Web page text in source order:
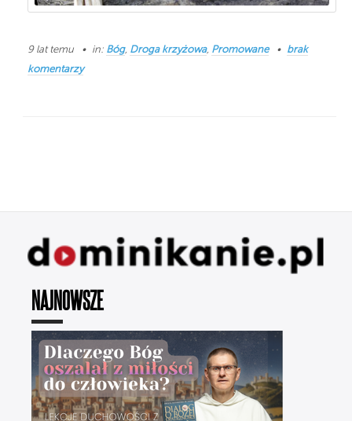
9 lat temu in: Bóg, Droga krzyżowa, Promowane
brak
komentarzy
NAJNOWSZE